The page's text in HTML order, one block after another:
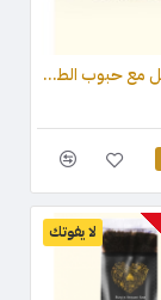
معجون العسل مع حبوب الطلع وغذاء ملكات النحل والعكبر 210 جرام
لا يفوتك